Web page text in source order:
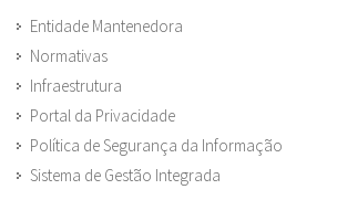
Entidade Mantenedora
Normativas
Infraestrutura
Portal da Privacidade
Política de Segurança da Informação
Sistema de Gestão Integrada